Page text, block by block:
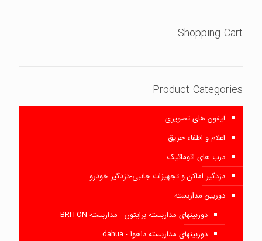
Shopping Cart
Product Categories
آیفون های تصویری
اعلام و اطفاء حریق
درب های اتوماتیک
دزدگیر اماکن و تجهیزات جانبی-دزدگیر خودرو
دوربین مداربسته
دوربینهای مداربسته برایتون - مداربسته BRITON
دوربینهای مداربسته داهوا - dahua